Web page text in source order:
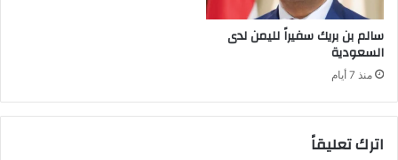
سالم بن بريك سفيراً لليمن لدى
السعودية
منذ 7 أيام
اترك تعليقاً